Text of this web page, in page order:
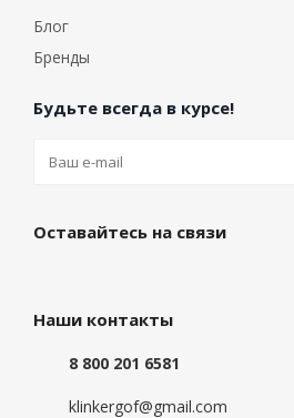
Блог
Бренды
Будьте всегда в курсе!
Оставайтесь на связи
Наши контакты
8 800 201 6581
klinkergof@gmail.com